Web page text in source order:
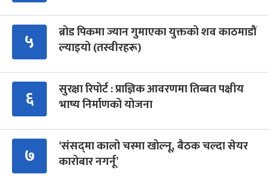
५
ब्रोड पिकमा ज्यान गुमाएका युक्तको शव काठमाडौं
ल्याइयो (तस्वीरहरू)
६
सुरक्षा रिपोर्ट : प्राज्ञिक आवरणमा तिब्बत पक्षीय
भाष्य निर्माणको योजना
७
‘संसद्‍मा कालो चस्मा खोल्नू, बैठक चल्दा सेयर
कारोबार नगर्नू’